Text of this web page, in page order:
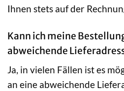
Ihnen stets auf der
Kann ich meine
abweichende
Ja, in vielen Fällen ist es
an eine abweichende